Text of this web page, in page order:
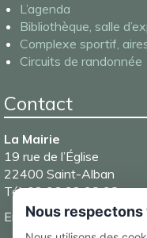
L’agenda
Bibliothèque, salle
Complexe sportif,
Circuits de randonnée
Contact
La Mairie
19 rue de l’Église
22400 Saint-Alban
Tél. 02 96 32 98 98
Email :Nous